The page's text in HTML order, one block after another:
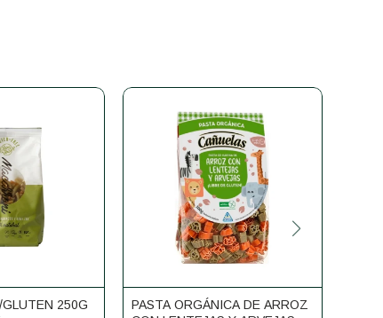
250G
PASTA ORGÁNICA DE ARROZ